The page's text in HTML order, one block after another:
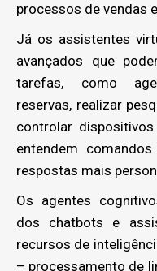
processos de vendas
Já os assistentes
avançados que
tarefas, como
reservas, realizar
controlar
entendem
respostas mais
Os agentes
dos chatbots e
recursos de
– processamento de